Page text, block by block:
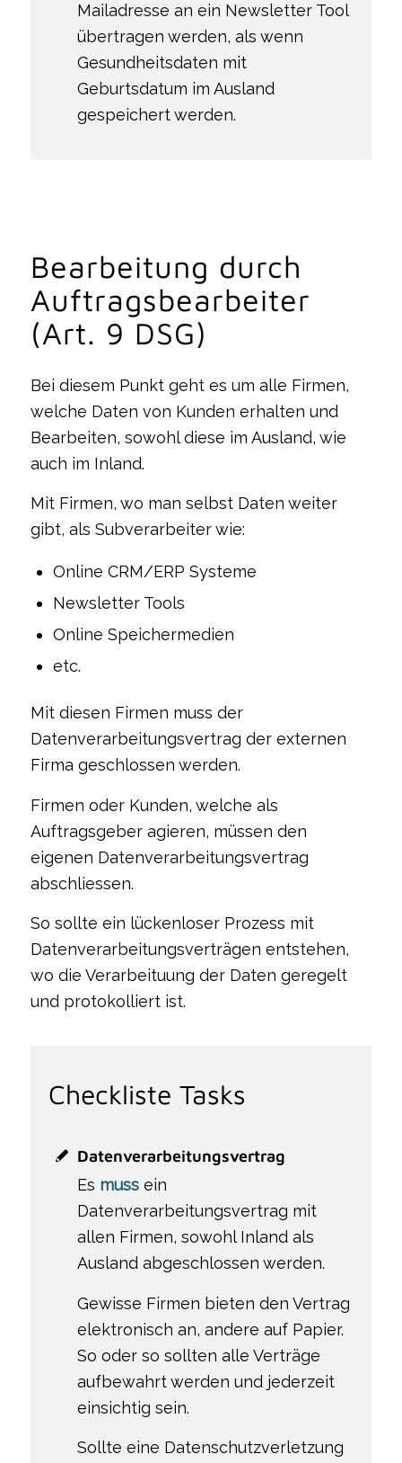
Mailadresse an ein Newsletter Tool
übertragen werden, als wenn
Gesundheitsdaten mit
Geburtsdatum im Ausland
gespeichert werden.
Bearbeitung durch
Auftragsbearbeiter
(Art. 9 DSG)
Bei diesem Punkt geht es um alle Firmen,
welche Daten von Kunden erhalten und
Bearbeiten, sowohl diese im Ausland, wie
auch im Inland.
Mit Firmen, wo man selbst Daten weiter
gibt, als Subverarbeiter wie:
Online CRM/ERP Systeme
Newsletter Tools
Online Speichermedien
etc.
Mit diesen Firmen muss der
Datenverarbeitungsvertrag der externen
Firma geschlossen werden.
Firmen oder Kunden, welche als
Auftragsgeber agieren, müssen den
eigenen Datenverarbeitungsvertrag
abschliessen.
So sollte ein lückenloser Prozess mit
Datenverarbeitungsverträgen entstehen,
wo die Verarbeituung der Daten geregelt
und protokolliert ist.
Checkliste Tasks
Datenverarbeitungsvertrag
Es muss ein
Datenverarbeitungsvertrag mit
allen Firmen, sowohl Inland als
Ausland abgeschlossen werden.
Gewisse Firmen bieten den Vertrag
elektronisch an, andere auf Papier.
So oder so sollten alle Verträge
aufbewahrt werden und jederzeit
einsichtig sein.
Sollte eine Datenschutzverletzung